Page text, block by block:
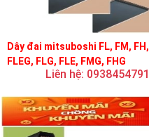
Dây đai mitsuboshi FL, FM, FH,
FLEG, FLG, FLE, FMG, FHG
Liên hệ: 0938454791